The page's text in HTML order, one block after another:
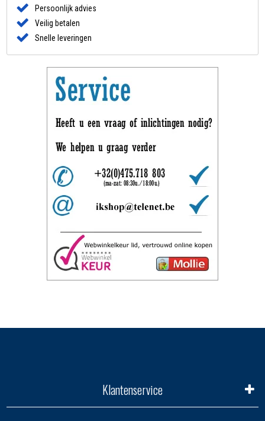
Persoonlijk advies
Veilig betalen
Snelle leveringen
Klantenservice